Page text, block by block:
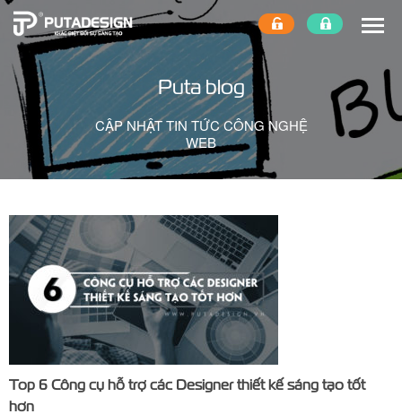
Puta blog
CẬP NHẬT TIN TỨC CÔNG NGHỆ
WEB
Top 6 Công cụ hỗ trợ các Designer thiết kế sáng tạo tốt
hơn